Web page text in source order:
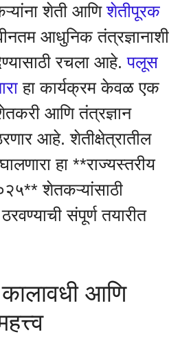
शेती आणिशेतीपूरक
आधुनिक तंत्रज्ञानाशी
रचला आहे.पलूस
हा कार्यक्रम केवळ एक
आणि तंत्रज्ञान
आहे. शेतीक्षेत्रातील
हा **राज्यस्तरीय
शेतकऱ्यांसाठी
संपूर्ण तयारीत
कालावधी आणि